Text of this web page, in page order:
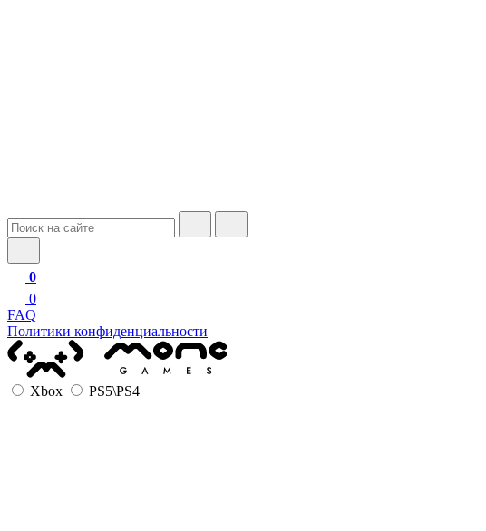
0
0
FAQ
Политики конфиденциальности
Xbox PS5\PS4